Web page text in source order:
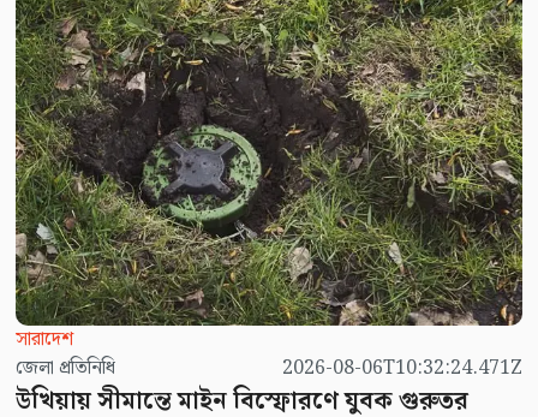
সারাদেশ
জেলা প্রতিনিধি
2026-08-06T10:32:24.471Z
উখিয়ায় সীমান্তে মাইন বিস্ফোরণে যুবক গুরুতর